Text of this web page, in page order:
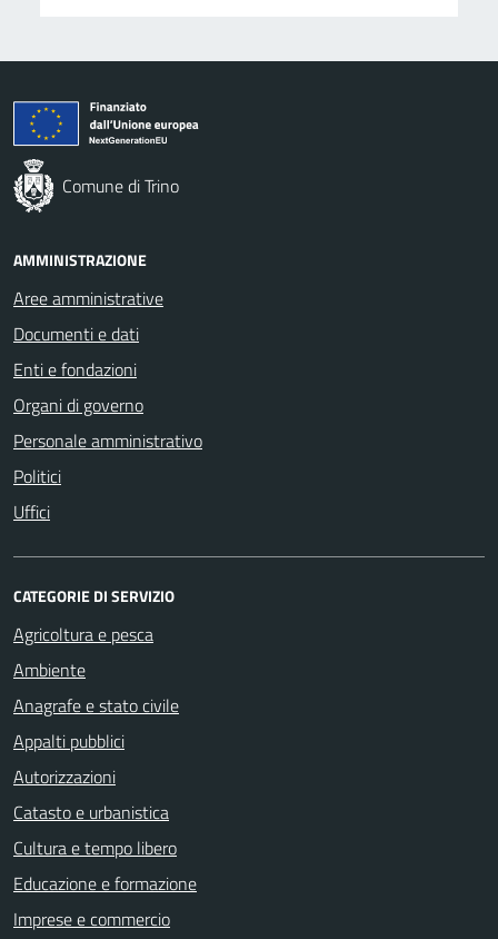
Comune di Trino
AMMINISTRAZIONE
Aree amministrative
Documenti e dati
Enti e fondazioni
Organi di governo
Personale amministrativo
Politici
Uffici
CATEGORIE DI SERVIZIO
Agricoltura e pesca
Ambiente
Anagrafe e stato civile
Appalti pubblici
Autorizzazioni
Catasto e urbanistica
Cultura e tempo libero
Educazione e formazione
Imprese e commercio